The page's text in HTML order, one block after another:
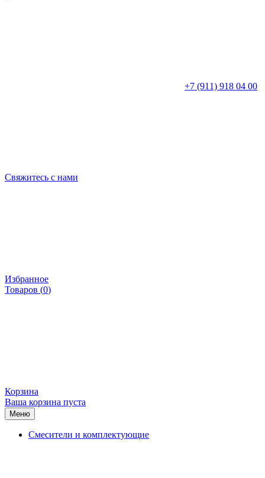
+7 (911) 918 04 00
Свяжитесь с нами
Избранное
Товаров (0)
Корзина
Ваша корзина пуста
Меню
Смесители и комплектующие